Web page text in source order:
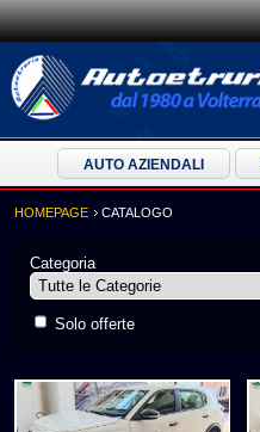
AUTO AZIENDALI
HOMEPAGE CATALOGO
Categoria
Solo offerte